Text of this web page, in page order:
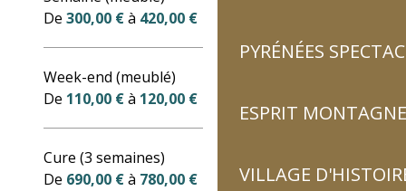
PYRÉNÉES
ESPRIT MONTAGNE
VILLAGE
De 300,00 €à 420,00 €
Week-end (meublé)
De 110,00 €à 120,00 €
Cure (3 semaines)
De 690,00 €à 780,00 €